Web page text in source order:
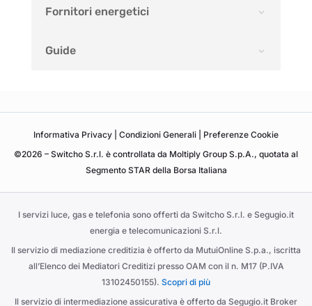
Fornitori energetici
Guide
Informativa Privacy Condizioni Generali
Preferenze Cookie
©2026 – Switcho S.r.l. è controllata da Moltiply Group S.p.A., quotata al
Segmento STAR della Borsa Italiana
I servizi luce, gas e telefonia sono offerti da Switcho S.r.l. e Segugio.it
energia e telecomunicazioni S.r.l.
Il servizio di mediazione creditizia è offerto da MutuiOnline S.p.a., iscritta
all’Elenco dei Mediatori Creditizi presso OAM con il n. M17 (P.IVA
13102450155). Scopri di più
Il servizio di intermediazione assicurativa è offerto da Segugio.it Broker